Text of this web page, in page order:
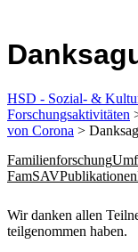
HSD - Sozial- &
Forschungsaktivitäten
von Corona >
Familienforschung
FamSAVPublikationen
​​​​Wir danken allen
teilgenommen haben.